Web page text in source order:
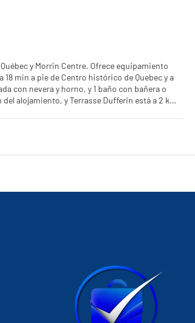
y Morrin Centre. Ofrece equipamiento
min a pie de Centro histórico de Quebec y a